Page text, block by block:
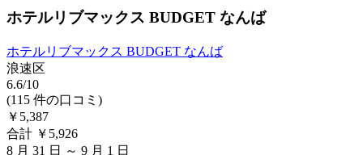
ホテルリブマックス BUDGET なんば
ホテルリブマックス BUDGET なんば
浪速区
6.6/10
(115 件の口コミ)
￥5,387
合計 ￥5,926
8 月 31 日 ～ 9 月 1 日